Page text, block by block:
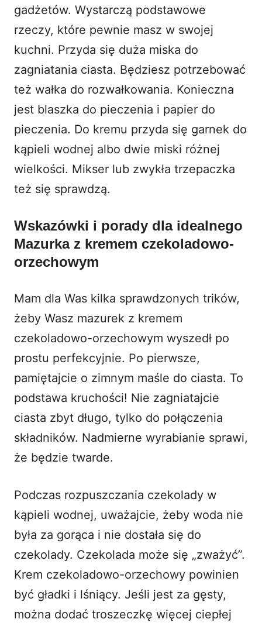
gadżetów. Wystarczą podstawowe
rzeczy, które pewnie masz w swojej
kuchni. Przyda się duża miska do
zagniatania ciasta. Będziesz potrzebować
też wałka do rozwałkowania. Konieczna
jest blaszka do pieczenia i papier do
pieczenia. Do kremu przyda się garnek do
kąpieli wodnej albo dwie miski różnej
wielkości. Mikser lub zwykła trzepaczka
też się sprawdzą.
Wskazówki i porady dla idealnego
Mazurka z kremem czekoladowo-
orzechowym
Mam dla Was kilka sprawdzonych trików,
żeby Wasz mazurek z kremem
czekoladowo-orzechowym wyszedł po
prostu perfekcyjnie. Po pierwsze,
pamiętajcie o zimnym maśle do ciasta. To
podstawa kruchości! Nie zagniatajcie
ciasta zbyt długo, tylko do połączenia
składników. Nadmierne wyrabianie sprawi,
że będzie twarde.
Podczas rozpuszczania czekolady w
kąpieli wodnej, uważajcie, żeby woda nie
była za gorąca i nie dostała się do
czekolady. Czekolada może się „zważyć”.
Krem czekoladowo-orzechowy powinien
być gładki i lśniący. Jeśli jest za gęsty,
można dodać troszeczkę więcej ciepłej